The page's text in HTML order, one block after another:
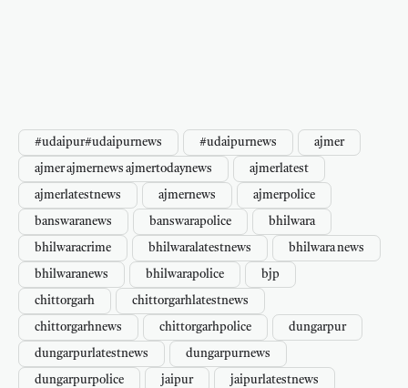
#udaipur#udaipurnews #udaipurnews ajmer
ajmer ajmernews ajmertodaynews ajmerlatest
ajmerlatestnews ajmernews ajmerpolice
banswaranews banswarapolice bhilwara
bhilwaracrime bhilwaralatestnews bhilwara news
bhilwaranews bhilwarapolice bjp
chittorgarh chittorgarhlatestnews
chittorgarhnews chittorgarhpolice dungarpur
dungarpurlatestnews dungarpurnews
dungarpurpolice jaipur jaipurlatestnews